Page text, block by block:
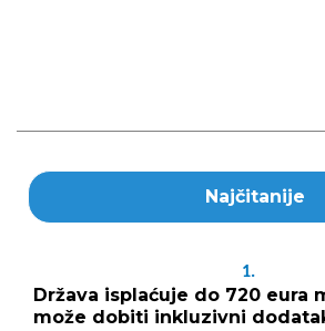
Najčitanije
1.
Država isplaćuje do 720 eura
može dobiti inkluzivni